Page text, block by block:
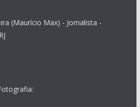
(Maurício Max) - Jornalista -